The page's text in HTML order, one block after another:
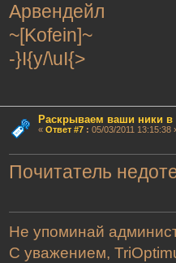
Арвендейл
~[Kofein]~
-}I{y/\uI{>
Раскрываем ваши ники в
« Ответ #7: 05/03/2011 13:15:38
Почитатель
Не упоминай
С уважением,